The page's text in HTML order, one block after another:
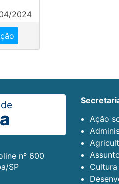
2024
nº 600
SP
Ação